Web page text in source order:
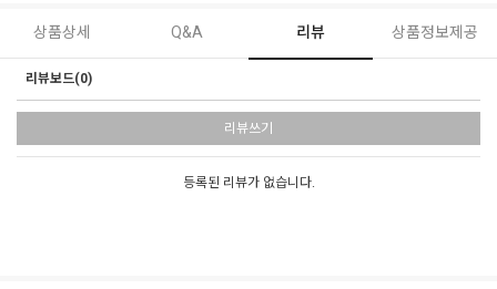
상품상세 Q&A 리뷰 상품정보제공
리뷰보드(0)
리뷰쓰기
등록된 리뷰가 없습니다.